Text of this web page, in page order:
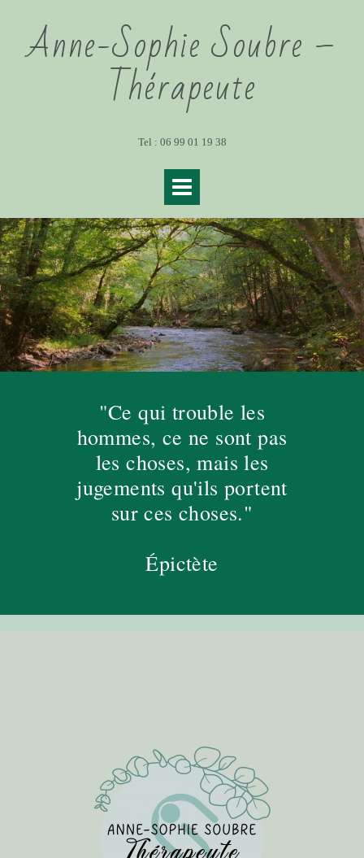
Anne-Sophie Soubre –
Thérapeute
Tel : 06 99 01 19 38
"Ce qui trouble les
hommes, ce ne sont pas
les choses, mais les
jugements qu'ils portent
sur ces choses."
Épictète